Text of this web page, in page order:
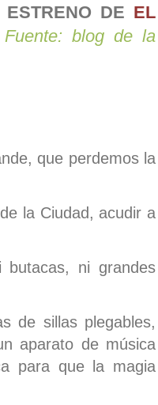
DE EL
Fuente: blog de la
que perdemos la
la Ciudad, acudir a
butacas, ni grandes
de sillas plegables,
aparato de música
para que la magia